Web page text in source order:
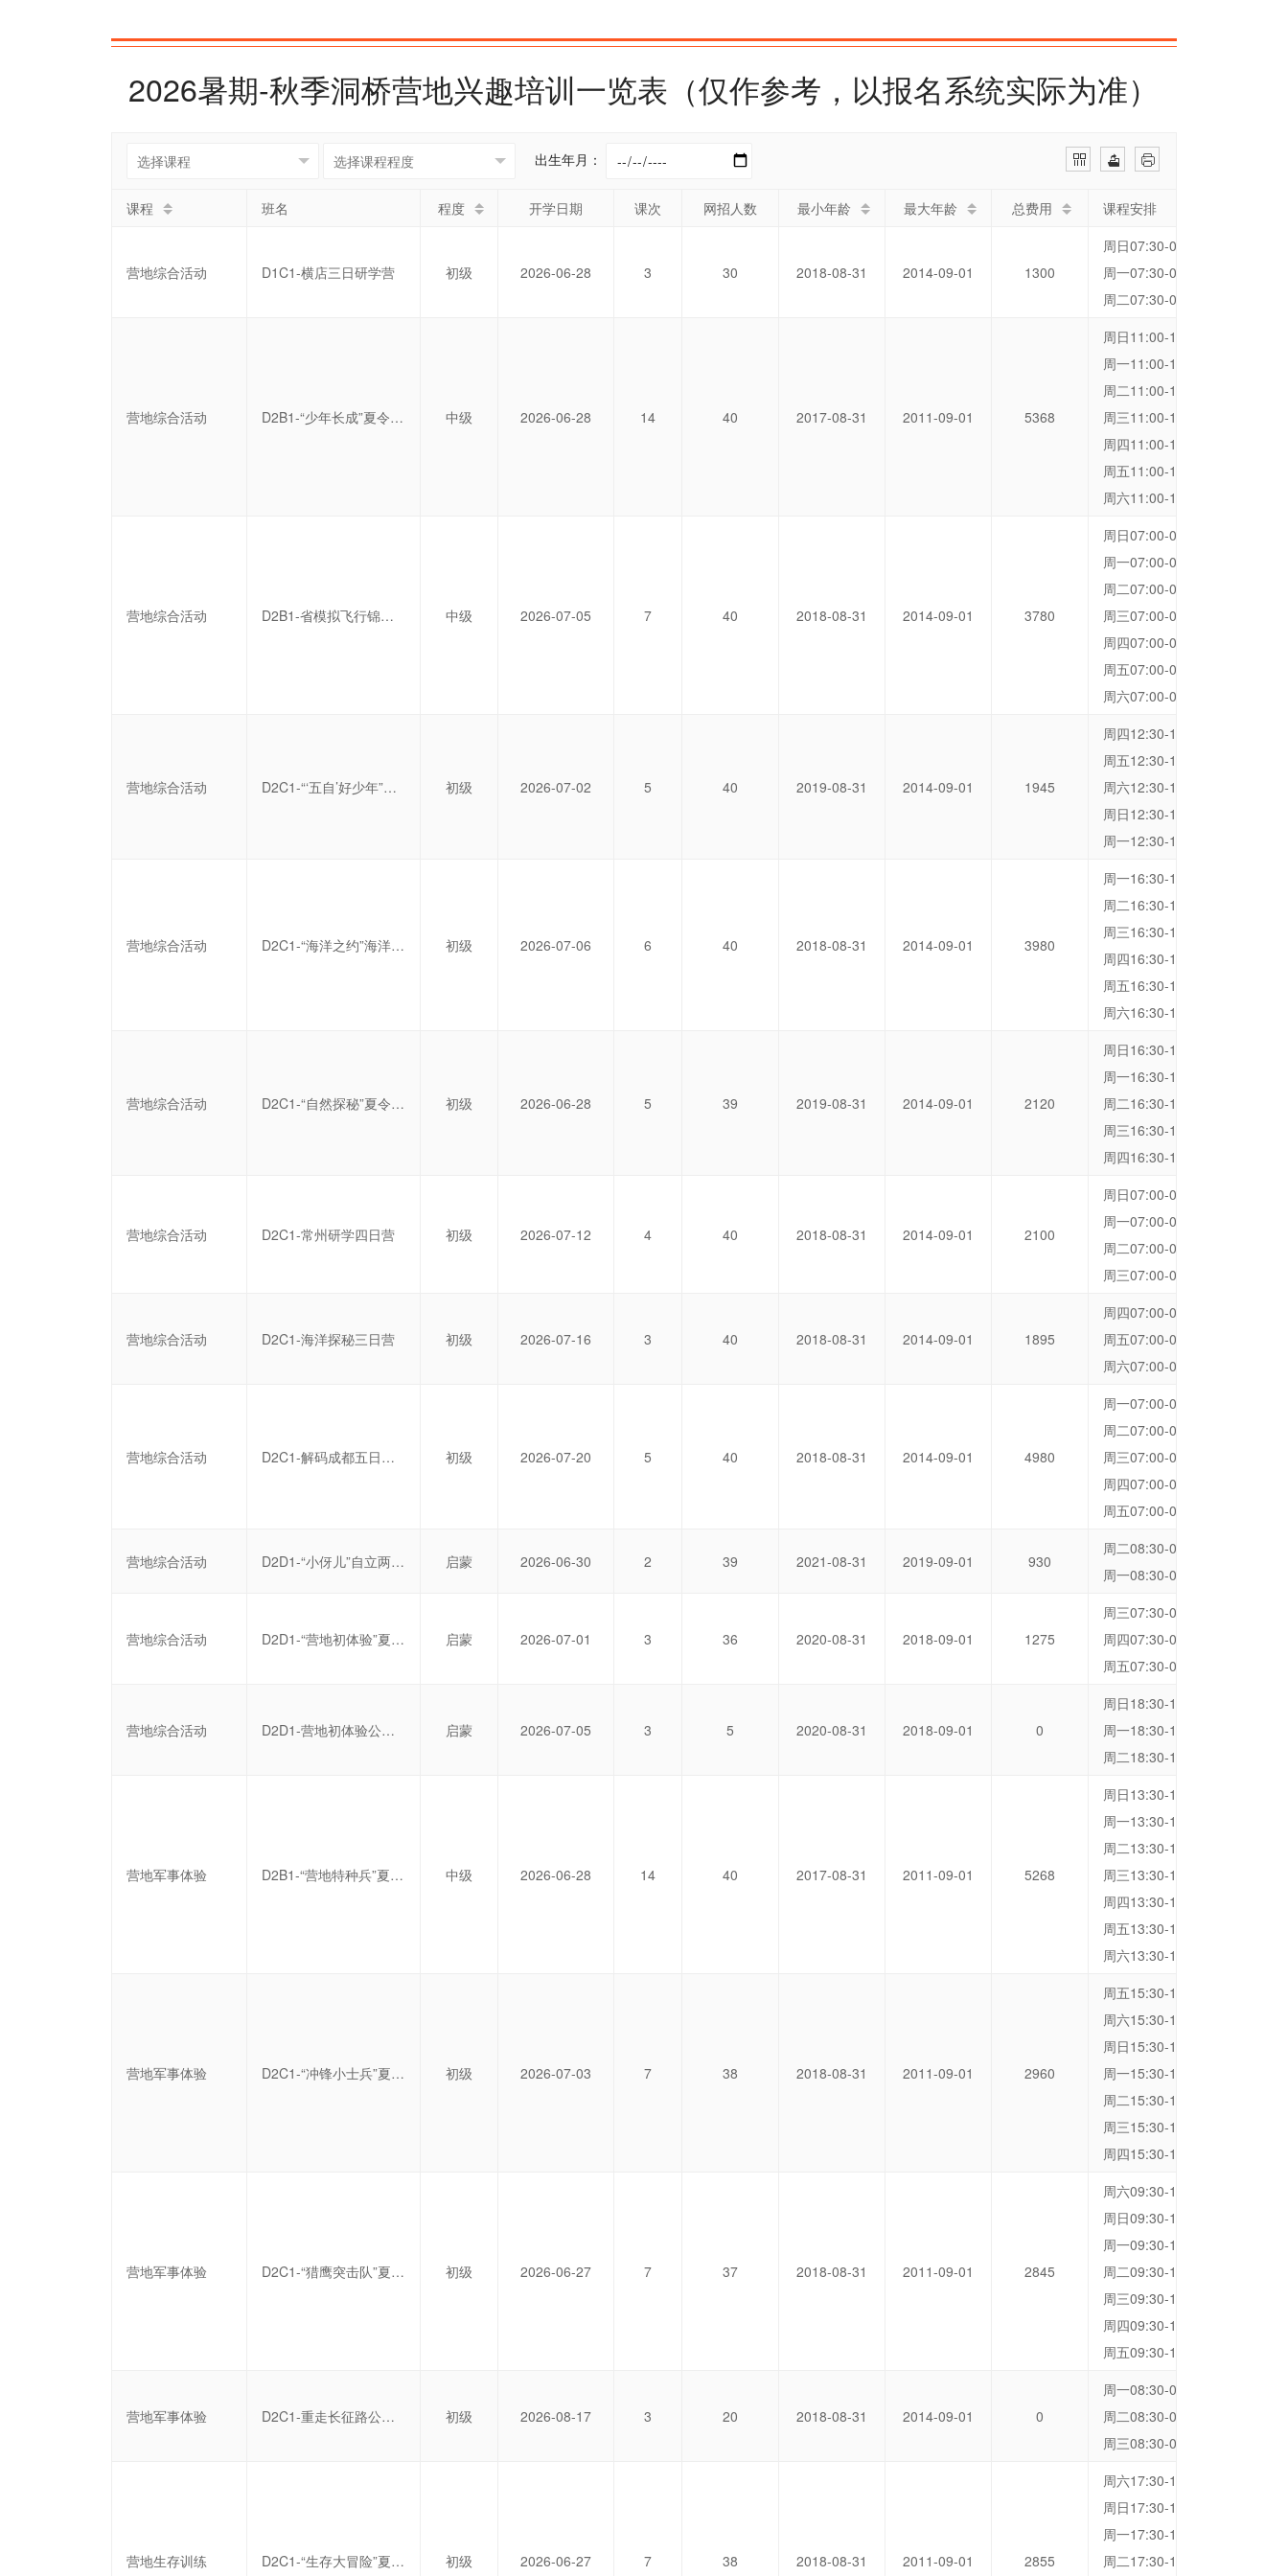
2026暑期-秋季洞桥营地兴趣培训一览表（仅作参考，以报名系统实际为准）
出生年月：
课程 班名 程度 开学日期 课次 网招人数 最小年龄 最大年龄 总费用 课程安排
营地综合活动 D1C1-横店三日研学营 初级 2026-06-28 3 30 2018-08-31 2014-09-01 1300
周一07:30-08:15 洞桥营地
周二07:30-08:15 洞桥营地
营地综合活动 D2B1-“少年长成”夏令营十四日营 中级 2026-06-28 14 40 2017-08-31 2011-09-01 5368
周一11:00-11:45 洞桥营地
周二11:00-11:45 洞桥营地
周三11:00-11:45 洞桥营地
周四11:00-11:45 洞桥营地
周五11:00-11:45 洞桥营地
周六11:00-11:45 洞桥营地
营地综合活动 D2B1-省模拟飞行锦标赛集训班 中级 2026-07-05 7 40 2018-08-31 2014-09-01 3780
周一07:00-07:45 洞桥营地
周二07:00-07:45 洞桥营地
周三07:00-07:45 洞桥营地
周四07:00-07:45 洞桥营地
周五07:00-07:45 洞桥营地
周六07:00-07:45 洞桥营地
营地综合活动 D2C1-“‘五自’好少年”夏令营五日营 初级 2026-07-02 5 40 2019-08-31 2014-09-01 1945
周五12:30-13:15 洞桥营地
周六12:30-13:15 洞桥营地
周日12:30-13:15 洞桥营地
周一12:30-13:15 洞桥营地
营地综合活动 D2C1-“海洋之约”海洋科普六日营 初级 2026-07-06 6 40 2018-08-31 2014-09-01 3980
周二16:30-17:15 洞桥营地
周三16:30-17:15 洞桥营地
周四16:30-17:15 洞桥营地
周五16:30-17:15 洞桥营地
周六16:30-17:15 洞桥营地
营地综合活动 D2C1-“自然探秘”夏令营五日营 初级 2026-06-28 5 39 2019-08-31 2014-09-01 2120
周一16:30-17:15 洞桥营地
周二16:30-17:15 洞桥营地
周三16:30-17:15 洞桥营地
周四16:30-17:15 洞桥营地
营地综合活动 D2C1-常州研学四日营 初级 2026-07-12 4 40 2018-08-31 2014-09-01 2100
周一07:00-07:45 洞桥营地
周二07:00-07:45 洞桥营地
周三07:00-07:45 洞桥营地
营地综合活动 D2C1-海洋探秘三日营 初级 2026-07-16 3 40 2018-08-31 2014-09-01 1895
周五07:00-07:45 洞桥营地
周六07:00-07:45 洞桥营地
营地综合活动 D2C1-解码成都五日研学营 初级 2026-07-20 5 40 2018-08-31 2014-09-01 4980
周二07:00-07:45 洞桥营地
周三07:00-07:45 洞桥营地
周四07:00-07:45 洞桥营地
周五07:00-07:45 洞桥营地
营地综合活动 D2D1-“小伢儿”自立两日营 启蒙 2026-06-30 2 39 2021-08-31 2019-09-01 930
周一08:30-09:15 洞桥营地
营地综合活动 D2D1-“营地初体验”夏令营三日营 启蒙 2026-07-01 3 36 2020-08-31 2018-09-01 1275
周四07:30-08:15 洞桥营地
周五07:30-08:15 洞桥营地
营地综合活动 D2D1-营地初体验公益体验营 启蒙 2026-07-05 3 5 2020-08-31 2018-09-01 0
周一18:30-19:15 洞桥营地
周二18:30-19:15 洞桥营地
营地军事体验 D2B1-“营地特种兵”夏令营十四日营 中级 2026-06-28 14 40 2017-08-31 2011-09-01 5268
周一13:30-14:15 洞桥营地
周二13:30-14:15 洞桥营地
周三13:30-14:15 洞桥营地
周四13:30-14:15 洞桥营地
周五13:30-14:15 洞桥营地
周六13:30-14:15 洞桥营地
营地军事体验 D2C1-“冲锋小士兵”夏令营七日营 初级 2026-07-03 7 38 2018-08-31 2011-09-01 2960
周六15:30-16:15 洞桥营地
周日15:30-16:15 洞桥营地
周一15:30-16:15 洞桥营地
周二15:30-16:15 洞桥营地
周三15:30-16:15 洞桥营地
周四15:30-16:15 洞桥营地
营地军事体验 D2C1-“猎鹰突击队”夏令营七日营 初级 2026-06-27 7 37 2018-08-31 2011-09-01 2845
周日09:30-10:15 洞桥营地
周一09:30-10:15 洞桥营地
周二09:30-10:15 洞桥营地
周三09:30-10:15 洞桥营地
周四09:30-10:15 洞桥营地
周五09:30-10:15 洞桥营地
营地军事体验 D2C1-重走长征路公益体验营 初级 2026-08-17 3 20 2018-08-31 2014-09-01 0
周二08:30-09:15 洞桥营地
周三08:30-09:15 洞桥营地
营地生存训练 D2C1-“生存大冒险”夏令营七日营 初级 2026-06-27 7 38 2018-08-31 2011-09-01 2855
周日17:30-18:15 洞桥营地
周一17:30-18:15 洞桥营地
周二17:30-18:15 洞桥营地